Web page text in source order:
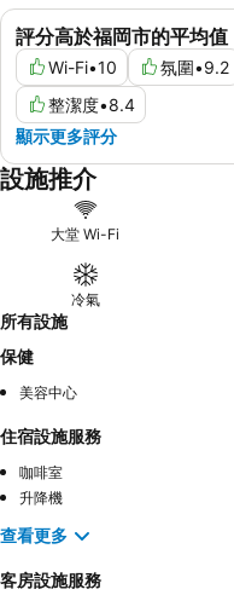
評分高於福岡市的平均值
Wi-Fi•10 氛圍•9.2
整潔度•8.4
顯示更多評分
設施推介
大堂 Wi-Fi
冷氣
所有設施
保健
美容中心
住宿設施服務
咖啡室
升降機
查看更多
客房設施服務